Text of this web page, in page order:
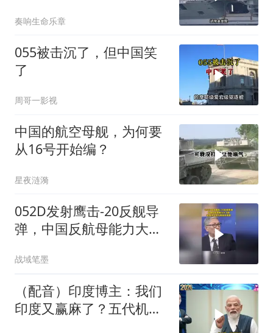
奏响生命乐章
055被击沉了，但中国笑
了
周哥一影视
中国的航空母舰，为何要
从16号开始编？
星夜涟漪
052D发射鹰击-20反舰导
弹，中国反航母能力大飞
战域笔墨
（配音）印度博主：我们
印度又赢麻了？五代机还